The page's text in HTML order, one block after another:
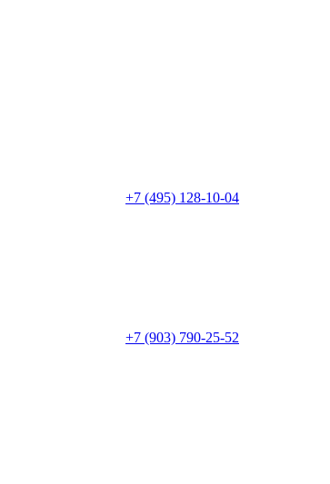
+7 (495) 128-10-04
+7 (903) 790-25-52